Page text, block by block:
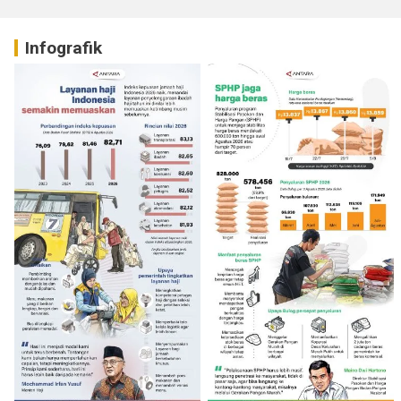
Infografik